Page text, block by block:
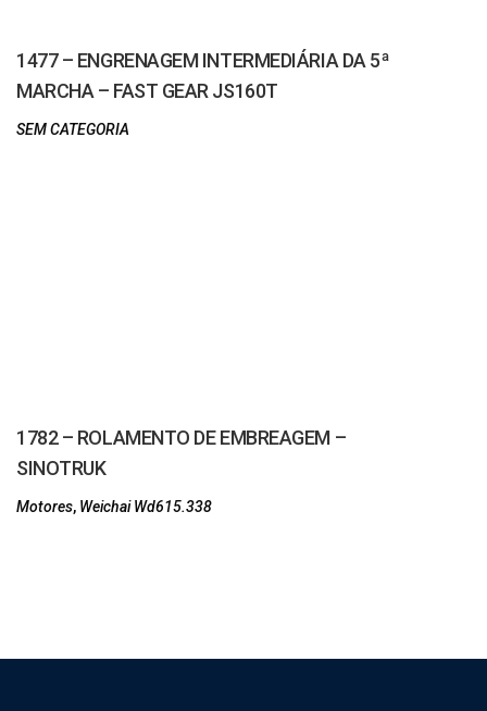
1477 – ENGRENAGEM INTERMEDIÁRIA DA 5ª
MARCHA – FAST GEAR JS160T
SEM CATEGORIA
1782 – ROLAMENTO DE EMBREAGEM –
SINOTRUK
Motores, Weichai Wd615.338